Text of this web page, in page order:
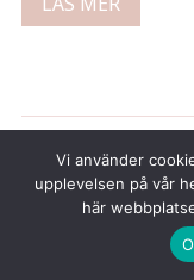
Vi använder
upplevelsen på vår
här